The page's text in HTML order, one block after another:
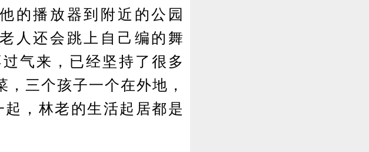
的播放器到附近的公园
人还会跳上自己编的舞
气来，已经坚持了很多
三个孩子一个在外地，
，林老的生活起居都是